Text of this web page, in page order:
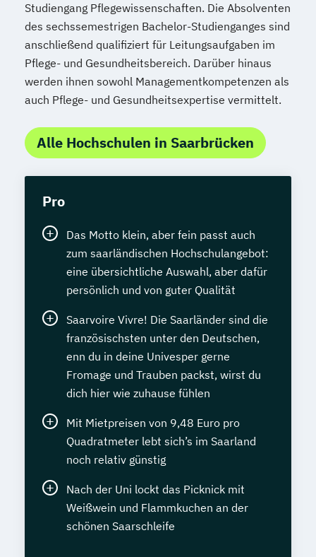
Studiengang Pflegewissenschaften. Die Absolventen
des sechssemestrigen Bachelor-Studienganges sind
anschließend qualifiziert für Leitungsaufgaben im
Pflege- und Gesundheitsbereich. Darüber hinaus
werden ihnen sowohl Managementkompetenzen als
auch Pflege- und Gesundheitsexpertise vermittelt.
Alle Hochschulen in Saarbrücken
Pro
Das Motto klein, aber fein passt auch
zum saarländischen Hochschulangebot:
eine übersichtliche Auswahl, aber dafür
persönlich und von guter Qualität
Saarvoire Vivre! Die Saarländer sind die
französischsten unter den Deutschen,
enn du in deine Univesper gerne
Fromage und Trauben packst, wirst du
dich hier wie zuhause fühlen
Mit Mietpreisen von 9,48 Euro pro
Quadratmeter lebt sich’s im Saarland
noch relativ günstig
Nach der Uni lockt das Picknick mit
Weißwein und Flammkuchen an der
schönen Saarschleife